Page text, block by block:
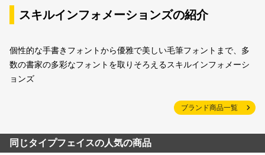
スキルインフォメーションズの紹介
個性的な手書きフォントから優雅で美しい毛筆フォントまで、多
数の書家の多彩なフォントを取りそろえるスキルインフォメーシ
ョンズ
ブランド商品一覧
同じタイプフェイスの人気の商品